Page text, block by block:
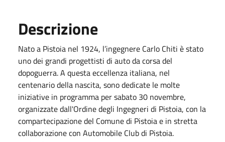
Descrizione
Nato a Pistoia nel 1924, l’ingegnere Carlo Chiti è stato
uno dei grandi progettisti di auto da corsa del
dopoguerra. A questa eccellenza italiana, nel
centenario della nascita, sono dedicate le molte
iniziative in programma per sabato 30 novembre,
organizzate dall'Ordine degli Ingegneri di Pistoia, con la
compartecipazione del Comune di Pistoia e in stretta
collaborazione con Automobile Club di Pistoia.